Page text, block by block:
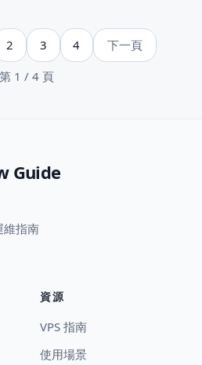
2 3 4 下一頁
第 1 / 4 頁
Guide
維指南
資源
VPS 指南
使用場景